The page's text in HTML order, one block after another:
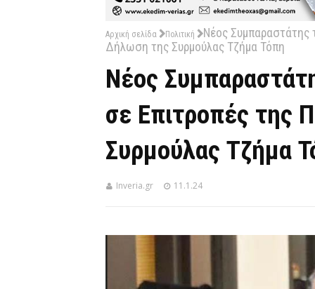
Αρχική σελίδα Πολιτική
Νέος Συμπαραστάτης
Δήλωση της Συρμούλας Τζήμα Τόπη
Νέος
σε Επιτροπές
Συρμούλας Τζήμα
Inveria.gr 11.1.24